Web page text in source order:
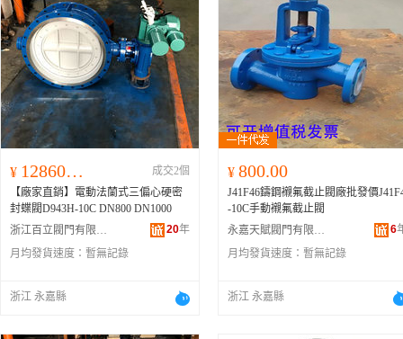
¥ 128600.00
成交2個
【廠家直銷】電動法蘭式三偏心硬密
封蝶閥D943H-10C DN800 DN1000
浙江百立閥門有限公司
20年
月均發貨速度： 暫無記錄
浙江 永嘉縣
¥ 800.00
J41F46鑄鋼襯氟截止閥廠批發價
-10C手動襯氟截止閥
永嘉天賦閥門有限公司
6
月均發貨速度： 暫無記錄
浙江 永嘉縣